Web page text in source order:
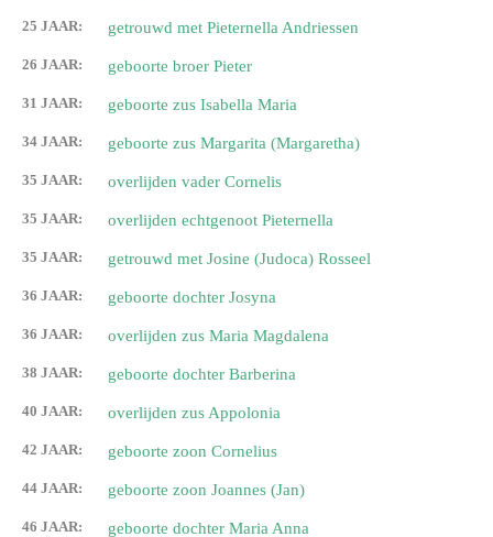
25 JAAR: getrouwd met Pieternella Andriessen
26 JAAR: geboorte broer Pieter
31 JAAR: geboorte zus Isabella Maria
34 JAAR: geboorte zus Margarita (Margaretha)
35 JAAR: overlijden vader Cornelis
35 JAAR: overlijden echtgenoot Pieternella
35 JAAR: getrouwd met Josine (Judoca) Rosseel
36 JAAR: geboorte dochter Josyna
36 JAAR: overlijden zus Maria Magdalena
38 JAAR: geboorte dochter Barberina
40 JAAR: overlijden zus Appolonia
42 JAAR: geboorte zoon Cornelius
44 JAAR: geboorte zoon Joannes (Jan)
46 JAAR: geboorte dochter Maria Anna